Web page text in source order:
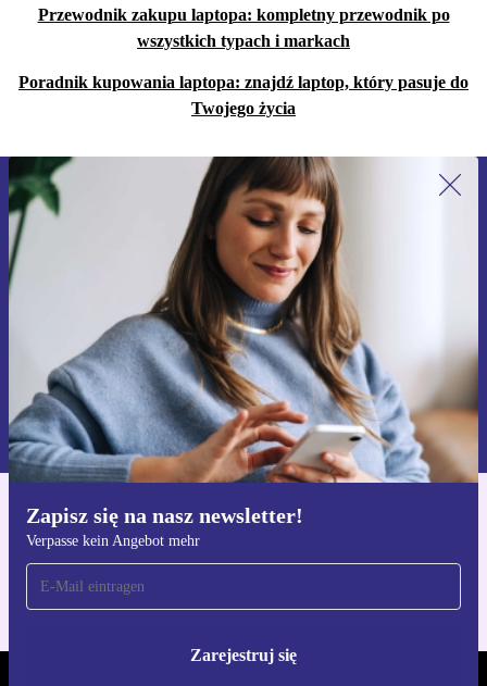
Przewodnik zakupu laptopa: kompletny przewodnik po
wszystkich typach i markach
Poradnik kupowania laptopa: znajdź laptop, który pasuje do
Twojego życia
Zapisz się na nasz newsletter!
Verpasse kein Angebot mehr
Zarejestruj się
Zapisz się na nasz newsletter!
Nie przegap żadnej oferty.
Zarejestruj się
Informacje na temat używania danych osobowych znajdują się w
naszej
Polityce prywatności
Pobierz aplikację refurbed
Dla iOS i Android